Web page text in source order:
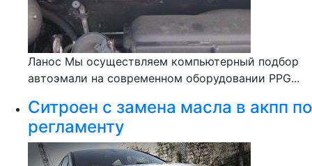
Ланос Мы осуществляем компьютерный подбор
автоэмали на современном оборудовании PPG...
Ситроен с замена масла в акпп по
регламенту